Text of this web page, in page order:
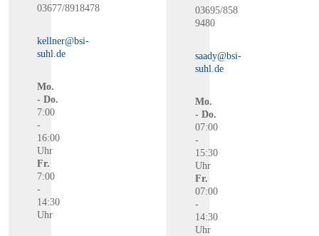
03677/8918478
kellner@bsi-
suhl.de
Mo.
- Do.
7:00
-
16:00
Uhr
Fr.
7:00
-
14:30
Uhr
03695/858
9480
saady@bsi-
suhl.de
Mo.
- Do.
07:00
-
15:30
Uhr
Fr.
07:00
-
14:30
Uhr